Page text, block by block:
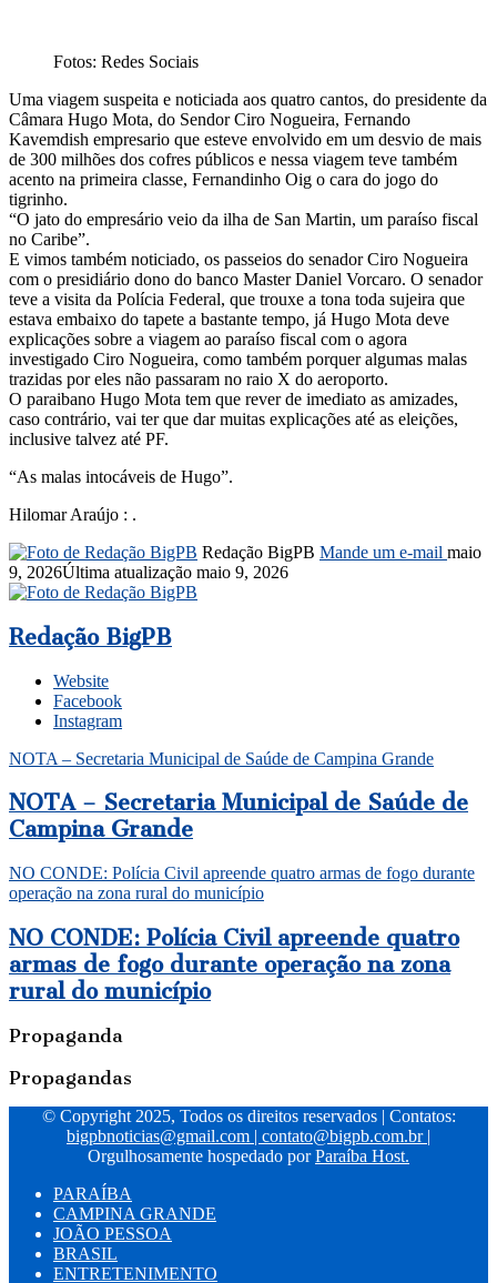
Fotos: Redes Sociais
Uma viagem suspeita e noticiada aos quatro cantos, do presidente da
Câmara Hugo Mota, do Sendor Ciro Nogueira, Fernando
Kavemdish empresario que esteve envolvido em um desvio de mais
de 300 milhões dos cofres públicos e nessa viagem teve também
acento na primeira classe, Fernandinho Oig o cara do jogo do
tigrinho.
“O jato do empresário veio da ilha de San Martin, um paraíso fiscal
no Caribe”.
E vimos também noticiado, os passeios do senador Ciro Nogueira
com o presidiário dono do banco Master Daniel Vorcaro. O senador
teve a visita da Polícia Federal, que trouxe a tona toda sujeira que
estava embaixo do tapete a bastante tempo, já Hugo Mota deve
explicações sobre a viagem ao paraíso fiscal com o agora
investigado Ciro Nogueira, como também porquer algumas malas
trazidas por eles não passaram no raio X do aeroporto.
O paraibano Hugo Mota tem que rever de imediato as amizades,
caso contrário, vai ter que dar muitas explicações até as eleições,
inclusive talvez até PF.
“As malas intocáveis de Hugo”.
Hilomar Araújo : .
Redação BigPB Mande um e-mail maio
9, 2026Última atualização maio 9, 2026
Redação BigPB
Website
Facebook
Instagram
NOTA – Secretaria Municipal de Saúde de Campina Grande
NOTA – Secretaria Municipal de Saúde de
Campina Grande
NO CONDE: Polícia Civil apreende quatro armas de fogo durante
operação na zona rural do município
NO CONDE: Polícia Civil apreende quatro
armas de fogo durante operação na zona
rural do município
Propaganda
Propagandas
© Copyright 2025, Todos os direitos reservados | Contatos:
bigpbnoticias@gmail.com
contato@bigpb.com.br
Orgulhosamente hospedado porParaíba Host.
PARAÍBA
CAMPINA GRANDE
JOÃO PESSOA
BRASIL
ENTRETENIMENTO